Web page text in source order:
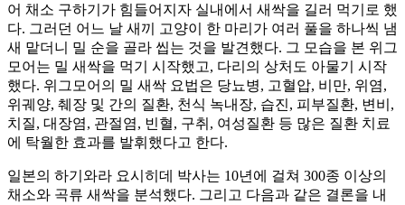
어 채소 구하기가 힘들어지자 실내에서 새싹을 길러 먹기로 했
다. 그러던 어느 날 새끼 고양이 한 마리가 여러 풀을 하나씩 냄
새 맡더니 밀 순을 골라 씹는 것을 발견했다. 그 모습을 본 위그
모어는 밀 새싹을 먹기 시작했고, 다리의 상처도 아물기 시작
했다. 위그모어의 밀 새싹 요법은 당뇨병, 고혈압, 비만, 위염,
위궤양, 췌장 및 간의 질환, 천식 녹내장, 습진, 피부질환, 변비,
치질, 대장염, 관절염, 빈혈, 구취, 여성질환 등 많은 질환 치료
에 탁월한 효과를 발휘했다고 한다.
일본의 하기와라 요시히데 박사는 10년에 걸쳐 300종 이상의
채소와 곡류 새싹을 분석했다. 그리고 다음과 같은 결론을 내